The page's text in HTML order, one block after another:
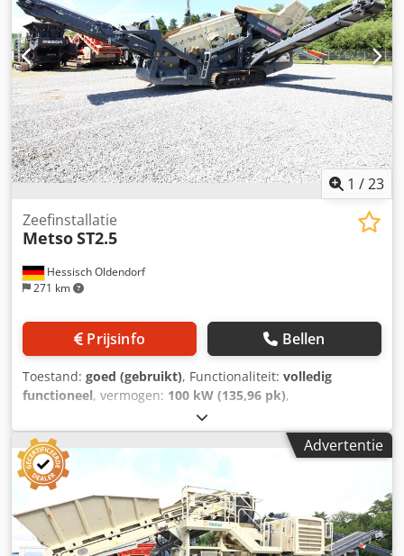
1 /23
Hessisch Oldendorf
271 km
Zeefinstallatie
MetsoST2.5
Prijsinfo Bellen
Toestand: goed (gebruikt), Functionaliteit: volledig
functioneel, vermogen: 100 kW (135,96 pk),
, totaalgewicht:
2022, Motorvermogen: 100 kW / 134 pk
Transportafmetingen: 13.000 x 2.300 x 3.200 mm (l x b x h)
Zeefoppervlak bovenste zeefdek: 3.660 x 1.370 mm
Motorfabrikant / type: Deutz / TCD 3.6 Stage V
Zeefmachine: 2-deks Djdezkkgtspfx Al Ssck Inhoud
voorraadbunker: 6,0 m³ Bedrijfsgewicht: 23.000 kg
Zeefoppervlak onderste zeefdek: 3.460 x 1.370 mm
Advertentie